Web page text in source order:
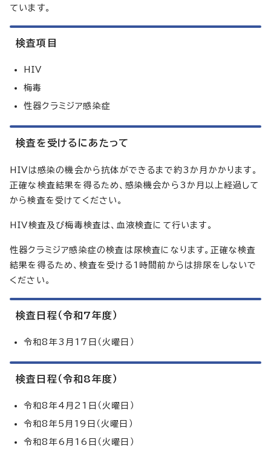
ています。
検査項目
HIV
梅毒
性器クラミジア感染症
検査を受けるにあたって
HIVは感染の機会から抗体ができるまで約3か月かかります。
正確な検査結果を得るため、感染機会から3か月以上経過して
から検査を受けてください。
HIV検査及び梅毒検査は、血液検査にて行います。
性器クラミジア感染症の検査は尿検査になります。正確な検査
結果を得るため、検査を受ける1時間前からは排尿をしないで
ください。
検査日程（令和7年度）
令和8年3月17日（火曜日）
検査日程（令和8年度）
令和8年4月21日（火曜日）
令和8年5月19日（火曜日）
令和8年6月16日（火曜日）